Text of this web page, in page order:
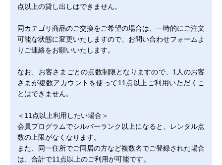
点以上の貸し出しはできません。
同カテゴリ商品のご交換をご希望の場合は、一時的にご注文
可能な状態に変更いたしますので、お問い合わせフォームよ
りご連絡をお願いいたします。
なお、お客さまごとの点数制限となりますので、1人のお客
さまが複数アカウントを使って11点以上ご利用いただくこ
とはできません。
＜11点以上利用したい場合＞
会員プログラムでシルバーランク以上になると、レンタル点
数の上限がなくなります。
また、同一住所でご同居の方など複数名でご登録された場合
は、合計で11点以上のご利用が可能です。